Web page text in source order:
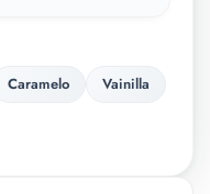
Caramelo
Vainilla